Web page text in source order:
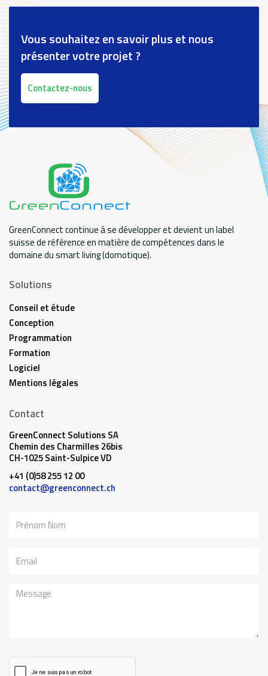
Vous souhaitez en savoir plus et nous
présenter votre projet ?
Contactez-nous
GreenConnect continue à se développer et devient un label
suisse de référence en matière de compétences dans le
domaine du smart living (domotique).
Solutions
Conseil et étude
Conception
Programmation
Formation
Logiciel
Mentions légales
Contact
GreenConnect Solutions SA
Chemin des Charmilles 26bis
CH-1025 Saint-Sulpice VD
+41 (0)58 255 12 00
contact@greenconnect.ch
Message